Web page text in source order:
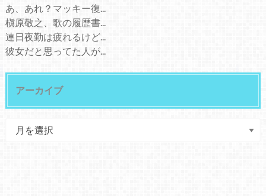
あ、あれ？マッキー復...
槇原敬之、歌の履歴書...
連日夜勤は疲れるけど...
彼女だと思ってた人が...
アーカイブ